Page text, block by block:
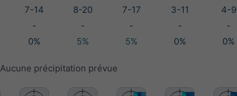
7-14 8-20 7-17 3-11
4-9
- - - -
-
0% 5% 5% 0% 0%
Aucune précipitation prévue